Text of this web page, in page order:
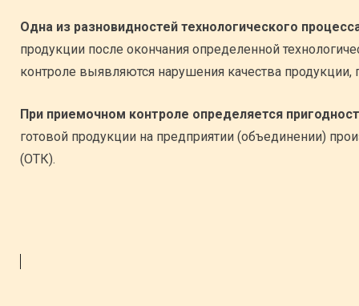
Одна из разновидностей технологического
продукции после окончания определенной
контроле выявляются нарушения качества продукции,
При приемочном контроле определяется
готовой продукции на предприятии (объединении)
(ОТК).